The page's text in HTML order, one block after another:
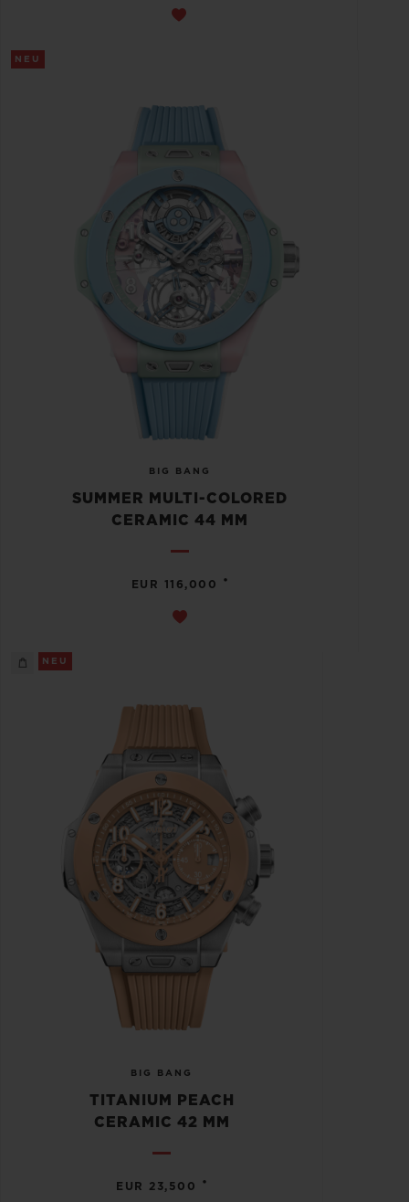
NEU
BIG BANG
SUMMER MULTI-COLORED
CERAMIC 44 MM
EUR 116,000 •
NEU
BIG BANG
TITANIUM PEACH
CERAMIC 42 MM
EUR 23,500 •